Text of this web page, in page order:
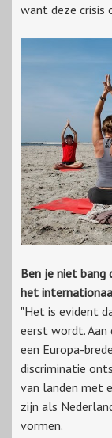
want deze crisis
Ben je niet bang
het
"Het is evident
eerst wordt. Aan
een Europa-
discriminatie
van landen met
zijn als
vormen.